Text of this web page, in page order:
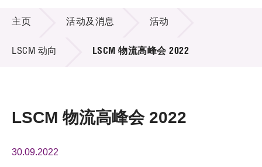
技术商品化
项目及资助计划
活动及消息
活动及消息
主页 活动及消息 活动
LSCM 动向 LSCM 物流高峰会 2022
LSCM 物流高峰会 2022
30.09.2022